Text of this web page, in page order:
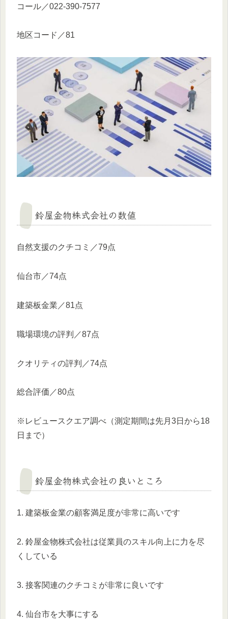
コール／022-390-7577
地区コード／81
鈴屋金物株式会社の数値
自然支援のクチコミ／79点
仙台市／74点
建築板金業／81点
職場環境の評判／87点
クオリティの評判／74点
総合評価／80点
※レビュースクエア調べ（測定期間は先月3日から18
日まで）
鈴屋金物株式会社の良いところ
1. 建築板金業の顧客満足度が非常に高いです
2. 鈴屋金物株式会社は従業員のスキル向上に力を尽
くしている
3. 接客関連のクチコミが非常に良いです
4. 仙台市を大事にする